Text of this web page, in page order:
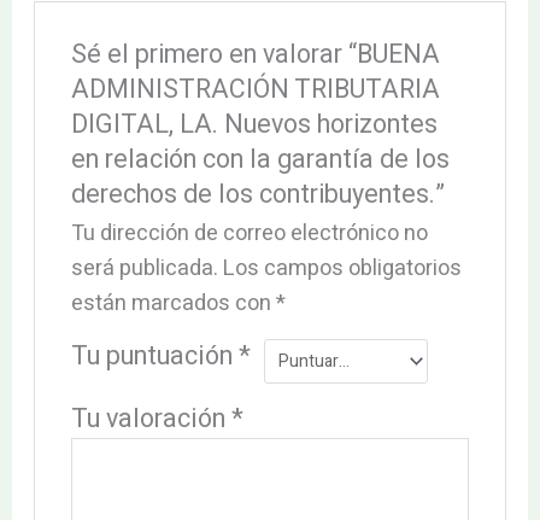
Sé el primero en valorar “BUENA
ADMINISTRACIÓN TRIBUTARIA
DIGITAL, LA. Nuevos horizontes
en relación con la garantía de los
derechos de los contribuyentes.”
Tu dirección de correo electrónico no
será publicada. Los campos obligatorios
están marcados con*
Tu puntuación*
Tu valoración*